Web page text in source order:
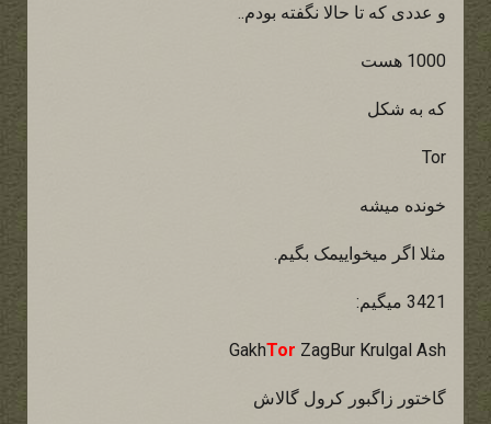
و عددی که تا حالا نگفته بودم..
1000 هست
که به شکل
Tor
خونده میشه
مثلا اگر میخواییمک بگیم.
3421 میگیم:
GakhTor ZagBur Krulgal Ash
گاختور زاگبور کرول گالاش